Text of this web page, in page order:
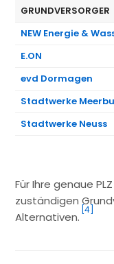
GRUNDVERSORGER
NEW Energie &
E.ON
evd Dormagen
Stadtwerke
Stadtwerke Neuss
Für Ihre genaue
zuständigen
Alternativen.
[4]